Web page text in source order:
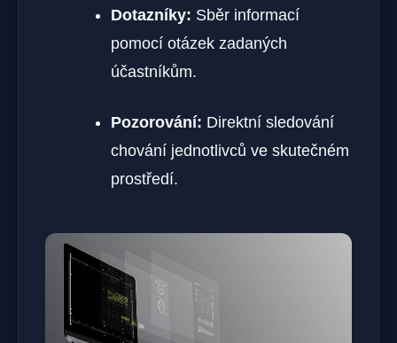
Dotazníky: Sběr informací
pomocí otázek zadaných
účastníkům.
Pozorování: Direktní sledování
chování jednotlivců ve skutečném
prostředí.